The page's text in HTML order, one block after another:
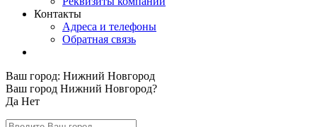
Контакты
Адреса и телефоны
Обратная связь
Ваш город: Нижний Новгород
Ваш город Нижний Новгород?
Да Нет